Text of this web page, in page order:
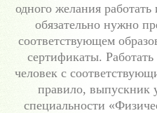
одного желания
обязательно нужно
соответствующем
сертификаты.
человек с
правило, выпускник
специальности